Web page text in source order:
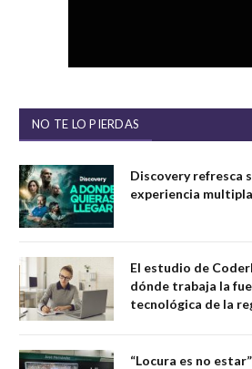
NO TE LO PIERDAS
Discovery refresca
experiencia
El estudio de
dónde trabaja la
tecnológica de la
“Locura es no